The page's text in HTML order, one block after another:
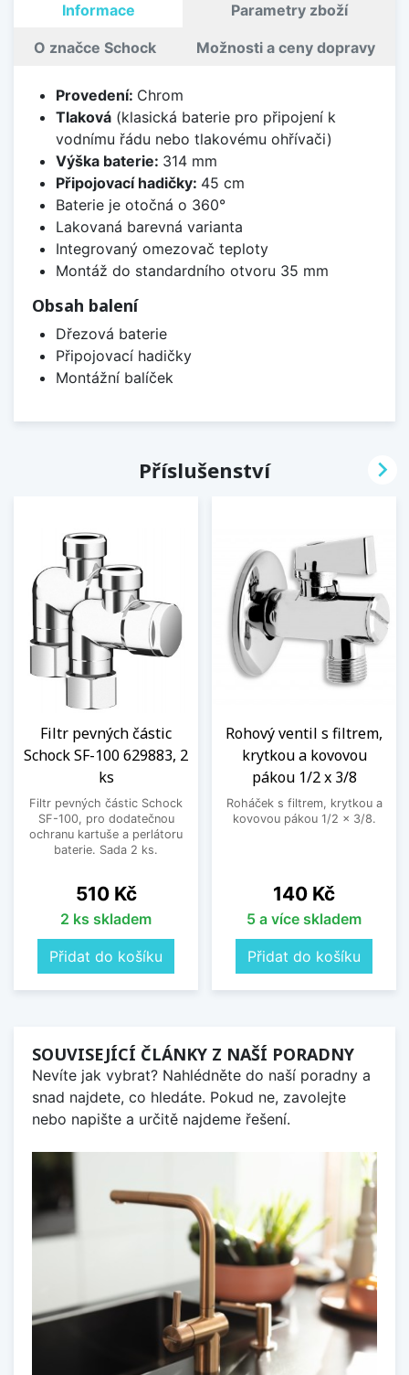
Informace Parametry zboží
O značce Schock Možnosti a ceny dopravy
Provedení: Chrom
Tlaková(klasická baterie pro připojení k
vodnímu řádu nebo tlakovému ohřívači)
Výška baterie: 314 mm
Připojovací hadičky: 45 cm
Baterie je otočná o 360°
Lakovaná barevná varianta
Integrovaný omezovač teploty
Montáž do standardního otvoru 35 mm
Obsah balení
Dřezová baterie
Připojovací hadičky
Montážní balíček
Příslušenství
Filtr pevných částic
Schock SF-100 629883, 2
ks
Filtr pevných částic Schock
SF-100, pro dodatečnou
ochranu kartuše a perlátoru
baterie. Sada 2 ks.
Cena
510 Kč
2 ks skladem
Přidat do košíku
Rohový ventil s filtrem,
krytkou a kovovou
pákou 1/2 x 3/8
Roháček s filtrem, krytkou a
kovovou pákou 1/2 x 3/8.
Cena
140 Kč
5 a více skladem
Přidat do košíku

SOUVISEJÍCÍ ČLÁNKY Z NAŠÍ PORADNY
Nevíte jak vybrat? Nahlédněte do naší poradny a
snad najdete, co hledáte. Pokud ne, zavolejte
nebo napište a určitě najdeme řešení.